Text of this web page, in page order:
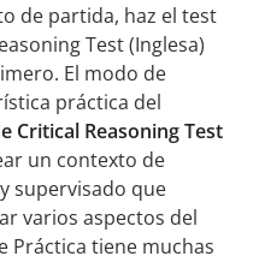
de partida, haz el test
Test (Inglesa)
El modo de
práctica del
Critical Reasoning Test
un contexto de
supervisado que
varios aspectos del
Práctica tiene muchas